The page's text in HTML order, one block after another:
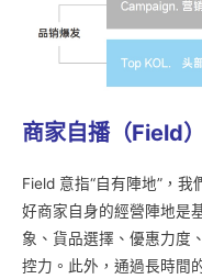
商家自播（Field
Field 意指“自有陣地”，
好商家自身的經營陣地是
象、貨品選擇、優惠力度
控力。此外，通過長時間